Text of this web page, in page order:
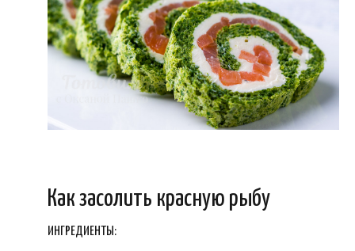
Как засолить красную рыбу
ИНГРЕДИЕНТЫ: